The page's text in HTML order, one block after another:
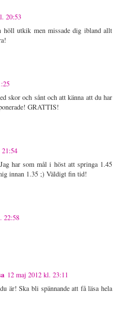
20:53
höll utkik men missade dig ibland allt
skor och sånt och att känna att du har
GRATTIS!
har som mål i höst att springa 1.45
innan 1.35 ;) Väldigt fin tid!
22:58
12 maj 2012 kl. 23:11
är! Ska bli spännande att få läsa hela